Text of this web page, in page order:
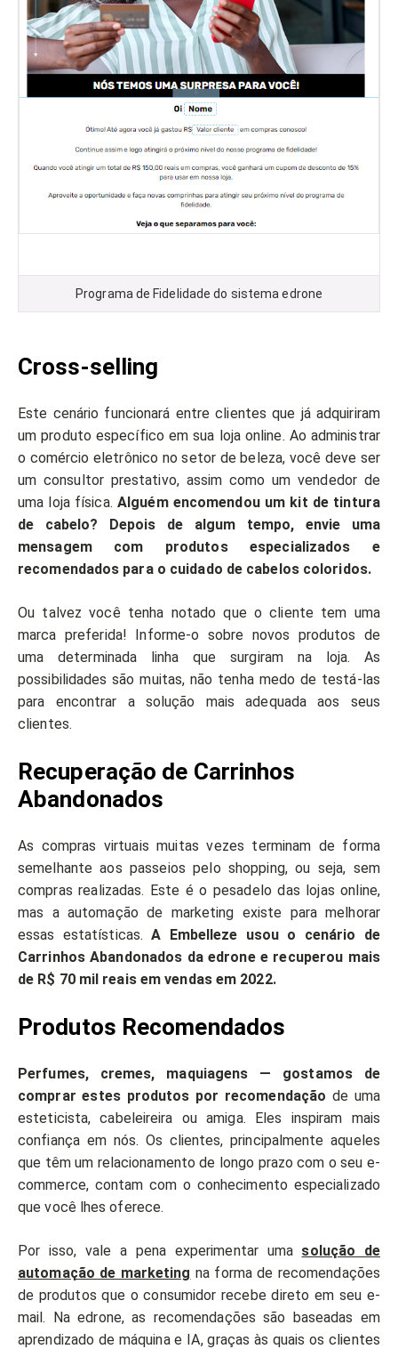
Programa de Fidelidade do sistema edrone
Cross-selling
Este cenário funcionará entre clientes que já adquiriram
um produto específico em sua loja online. Ao administrar
o comércio eletrônico no setor de beleza, você deve ser
um consultor prestativo, assim como um vendedor de
uma loja física. Alguém encomendou um kit de tintura
de cabelo? Depois de algum tempo, envie uma
mensagem com produtos especializados e
recomendados para o cuidado de cabelos coloridos.
Ou talvez você tenha notado que o cliente tem uma
marca preferida! Informe-o sobre novos produtos de
uma determinada linha que surgiram na loja. As
possibilidades são muitas, não tenha medo de testá-las
para encontrar a solução mais adequada aos seus
clientes.
Recuperação de Carrinhos
Abandonados
As compras virtuais muitas vezes terminam de forma
semelhante aos passeios pelo shopping, ou seja, sem
compras realizadas. Este é o pesadelo das lojas online,
mas a automação de marketing existe para melhorar
essas estatísticas.A Embelleze usou o cenário de
Carrinhos Abandonados da edrone e recuperou mais
de R$ 70 mil reais em vendas em 2022.
Produtos Recomendados
Perfumes, cremes, maquiagens — gostamos de
comprar estes produtos por recomendação de uma
esteticista, cabeleireira ou amiga. Eles inspiram mais
confiança em nós. Os clientes, principalmente aqueles
que têm um relacionamento de longo prazo com o seu e-
commerce, contam com o conhecimento especializado
que você lhes oferece.
Por isso, vale a pena experimentar uma solução de
automação de marketing na forma de recomendações
de produtos que o consumidor recebe direto em seu e-
mail. Na edrone, as recomendações são baseadas em
aprendizado de máquina e IA, graças às quais os clientes